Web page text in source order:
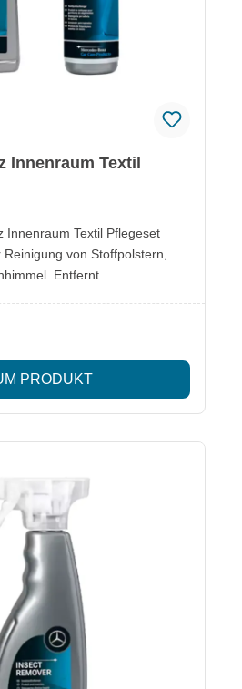
Benz Kunstledertuch
entnehmen Sie bitte den
die bei den
Innenraum Textil
Innenraum Textil Pflegeset
von Stoffpolstern,
Entfernt
und
für verschiedene
InnenraumOriginal Mercedes-
Hinweis
den jeweiligen
die bei den einzelnen
sind.
PRODUKT